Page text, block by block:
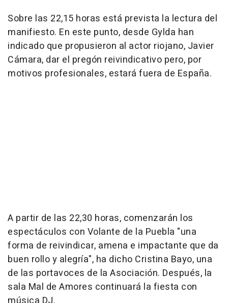
Sobre las 22,15 horas está prevista la lectura del
manifiesto. En este punto, desde Gylda han
indicado que propusieron al actor riojano, Javier
Cámara, dar el pregón reivindicativo pero, por
motivos profesionales, estará fuera de España.
A partir de las 22,30 horas, comenzarán los
espectáculos con Volante de la Puebla "una
forma de reivindicar, amena e impactante que da
buen rollo y alegría", ha dicho Cristina Bayo, una
de las portavoces de la Asociación. Después, la
sala Mal de Amores continuará la fiesta con